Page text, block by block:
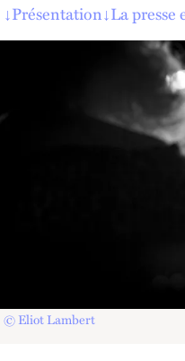
↓Présentation↓La presse
© Eliot Lambert